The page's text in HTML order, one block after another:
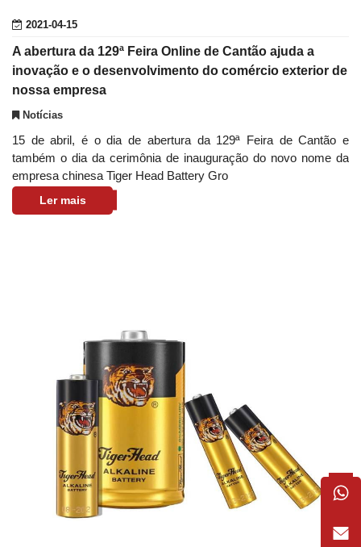
2021-04-15
A abertura da 129ª Feira Online de Cantão ajuda a
inovação e o desenvolvimento do comércio exterior de
nossa empresa
Notícias
15 de abril, é o dia de abertura da 129ª Feira de Cantão e
também o dia da cerimônia de inauguração do novo nome da
empresa chinesa Tiger Head Battery Gro
Ler mais